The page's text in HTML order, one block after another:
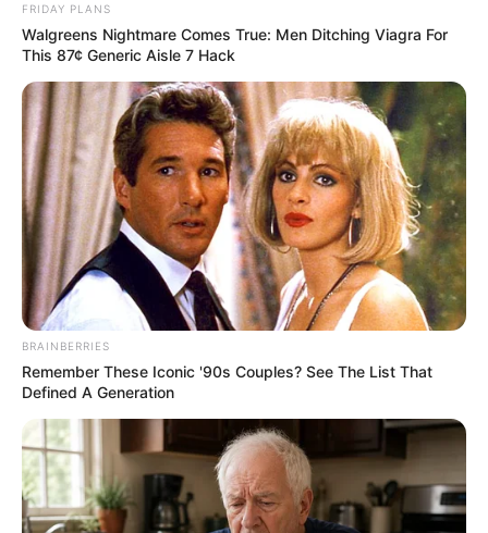
Posted
in
Friss hírek
GYÁSZ: Kedves mindenki,
kedves ismerősök.. Mély
fájdalommal tudatom veletek,
hogy a pici Pannikánk már a
Menyországban van.. Meghalt,
mert.. Egy magyar édesapa
szívtépő figyelmeztetése
MINDEN szülőnek! Emiatt hunyt
el a 3 hetes kislányunk..! Szülők,
kérem szépen JÓL figyeljenek:
Szeretném, hogy eljusson
mindenkihez, hogy MI történt a
kisbabánkkal!!
FRIDAY PLANS
Walgreens Nightmare Comes True: Men Ditching Viagra For
This 87¢ Generic Aisle 7 Hack
BRAINBERRIES
Remember These Iconic '90s Couples? See The List That
Defined A Generation